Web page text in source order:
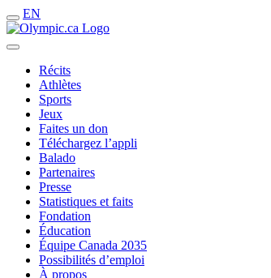
EN
Récits
Athlètes
Sports
Jeux
Faites un don
Téléchargez l’appli
Balado
Partenaires
Presse
Statistiques et faits
Fondation
Éducation
Équipe Canada 2035
Possibilités d’emploi
À propos